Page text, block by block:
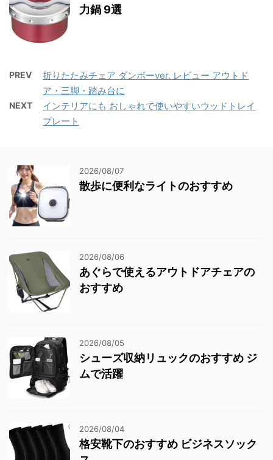
力鍋 9選
PREV
折りたたみチェア ダンボーver. レビュー アウトド
ア・三脚・踏み台に
NEXT
インテリアにも おしゃれで使いやすいウッドトレイ
プレート
2026/08/07
散歩に便利なライトのおすすめ
2026/08/06
あぐらで使えるアウトドアチェアの
おすすめ
2026/08/05
シューズ収納リュックのおすすめ ジ
ムで活躍
2026/08/04
格安靴下のおすすめ ビジネスソック